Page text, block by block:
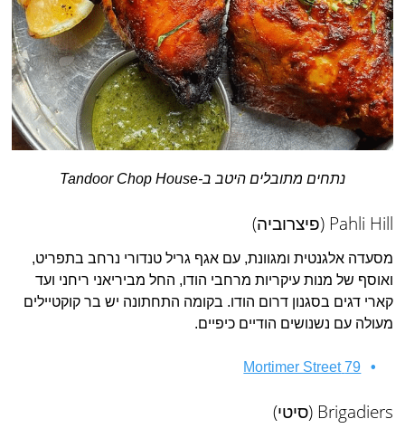
נתחים מתובלים היטב ב-Tandoor Chop House
Pahli Hill (פיצרוביה)
מסעדה אלגנטית ומגוונת, עם אגף גריל טנדורי נרחב בתפריט,
ואוסף של מנות עיקריות מרחבי הודו, החל מביריאני ריחני ועד
קארי דגים בסגנון דרום הודו. בקומה התחתונה יש בר קוקטיילים
מעולה עם נשנושים הודיים כיפיים.
79 Mortimer Street
Brigadiers (סיטי)